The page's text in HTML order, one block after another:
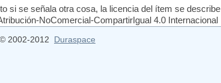
si se señala otra cosa, la licencia del ítem se describe
NoComercial-CompartirIgual 4.0 Internacional
2002-2012 Duraspace